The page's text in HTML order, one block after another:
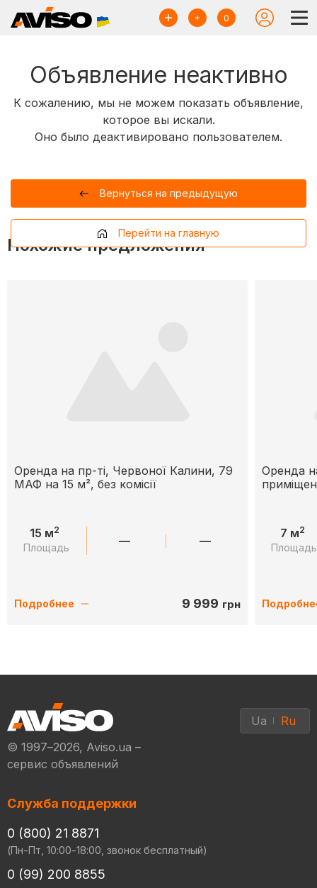
0
Объявление неактивно
К сожалению, мы не можем показать объявление,
которое вы искали.
Оно было деактивировано пользователем.
Вернуться на предыдущую
Перейти на главную
Похожие предложения
Оренда на пр-ті, Червоної Калини, 79
МАФ на 15 м², без комісії
15 м2
Площадь — —
Подробнее 9 999 грн
Оренда
7 м2
Площадь
© 1997–2026, Aviso.ua –
сервис объявлений
Ua Ru
Служба поддержки
0 (800) 21 8871
(Пн-Пт, 10:00-18:00, звонок бесплатный)
0 (99) 200 8855